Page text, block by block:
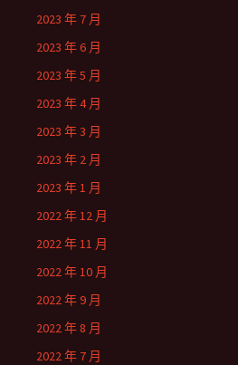
2023 年 7 月
2023 年 6 月
2023 年 5 月
2023 年 4 月
2023 年 3 月
2023 年 2 月
2023 年 1 月
2022 年 12 月
2022 年 11 月
2022 年 10 月
2022 年 9 月
2022 年 8 月
2022 年 7 月